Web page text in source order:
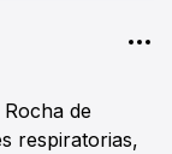
de
respiratorias,